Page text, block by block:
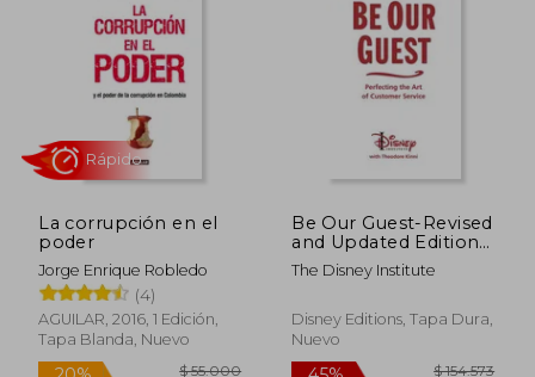
45%
dcto. $ 113.558
45%
dcto.
La corrupción en el
poder
Jorge Enrique Robledo
(4)
AGUILAR, 2016, 1 Edición,
Tapa Blanda, Nuevo
Be Our Guest-Revised
and Updated Edition:
Perfecting the Art of
Customer Service (en
The Disney Institute
Disney Editions, Tapa Dura,
Nuevo